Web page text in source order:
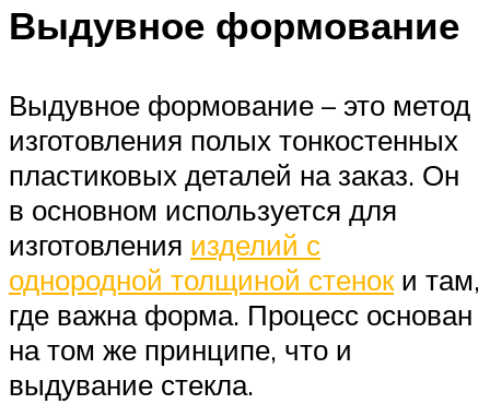
Выдувное формование
Выдувное формование – это метод
изготовления полых тонкостенных
пластиковых деталей на заказ. Он
в основном используется для
изготовления изделий с
однородной толщиной стеноки там,
где важна форма. Процесс основан
на том же принципе, что и
выдувание стекла.